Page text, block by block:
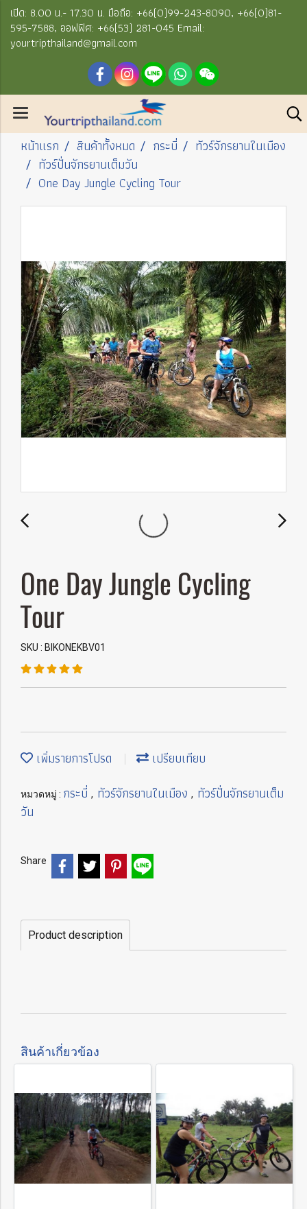
เปิด: 8.00 น.- 17.30 น. มือถือ: +66(0)99-243-8090, +66(0)81-
595-7588, ออฟฟิศ: +66(53) 281-045 Email:
yourtripthailand@gmail.com
หน้าแรก สินค้าทั้งหมด กระบี่
ทัวร์จักรยานในเมือง
ทัวร์ปั่นจักรยานเต็มวัน
One Day Jungle Cycling Tour
One Day Jungle Cycling
Tour
SKU : BIKONEKBV01
เพิ่มรายการโปรด เปรียบเทียบ
หมวดหมู่ : กระบี่ , ทัวร์จักรยานในเมือง , ทัวร์ปั่นจักรยานเต็ม
วัน
Share
Product description
สินค้าเกี่ยวข้อง